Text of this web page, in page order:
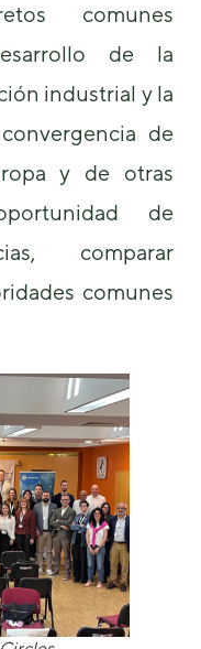
comunes
de la
industrial y la
de
y de otras
de
comparar
comunes